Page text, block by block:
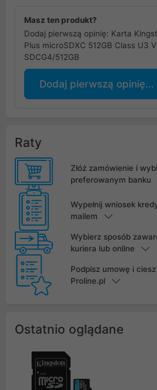
Masz ten produkt?
Dodaj pierwszą opinię: Karta
Plus microSDXC 512GB Class U3
SDCG4/512GB
Dodaj pierwszą opinię...
Raty
Złóż zamówienie i
preferowanym banku
Wypełnij wniosek
mailem
Wybierz sposób
kuriera lub online
Podpisz umowę i
Proline.pl
Ostatnio oglądane